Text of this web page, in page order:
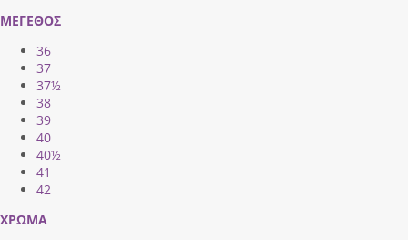
ΜΕΓΕΘΟΣ
36
37
37½
38
39
40
40½
41
42
ΧΡΩΜΑ